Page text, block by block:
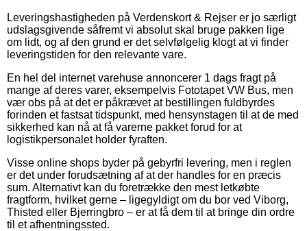
Leveringshastigheden på Verdenskort & Rejser er jo særligt
udslagsgivende såfremt vi absolut skal bruge pakken lige
om lidt, og af den grund er det selvfølgelig klogt at vi finder
leveringstiden for den relevante vare.
En hel del internet varehuse annoncerer 1 dags fragt på
mange af deres varer, eksempelvis Fototapet VW Bus, men
vær obs på at det er påkrævet at bestillingen fuldbyrdes
forinden et fastsat tidspunkt, med hensynstagen til at de med
sikkerhed kan nå at få varerne pakket forud for at
logistikpersonalet holder fyraften.
Visse online shops byder på gebyrfri levering, men i reglen
er det under forudsætning af at der handles for en præcis
sum. Alternativt kan du foretrække den mest letkøbte
fragtform, hvilket gerne – ligegyldigt om du bor ved Viborg,
Thisted eller Bjerringbro – er at få dem til at bringe din ordre
til et afhentningssted.